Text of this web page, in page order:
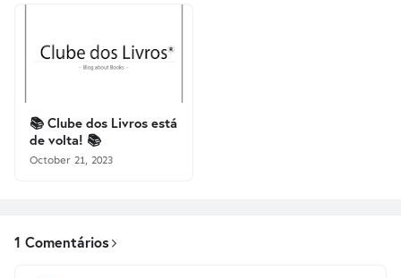
📚 Clube dos Livros está
de volta! 📚
October 21, 2023
1 Comentários